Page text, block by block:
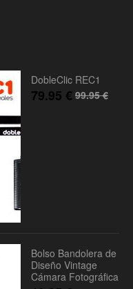
DobleClic REC1
99.95€
79.95 €
Bolso Bandolera de
Diseño Vintage
Cámara Fotográfica